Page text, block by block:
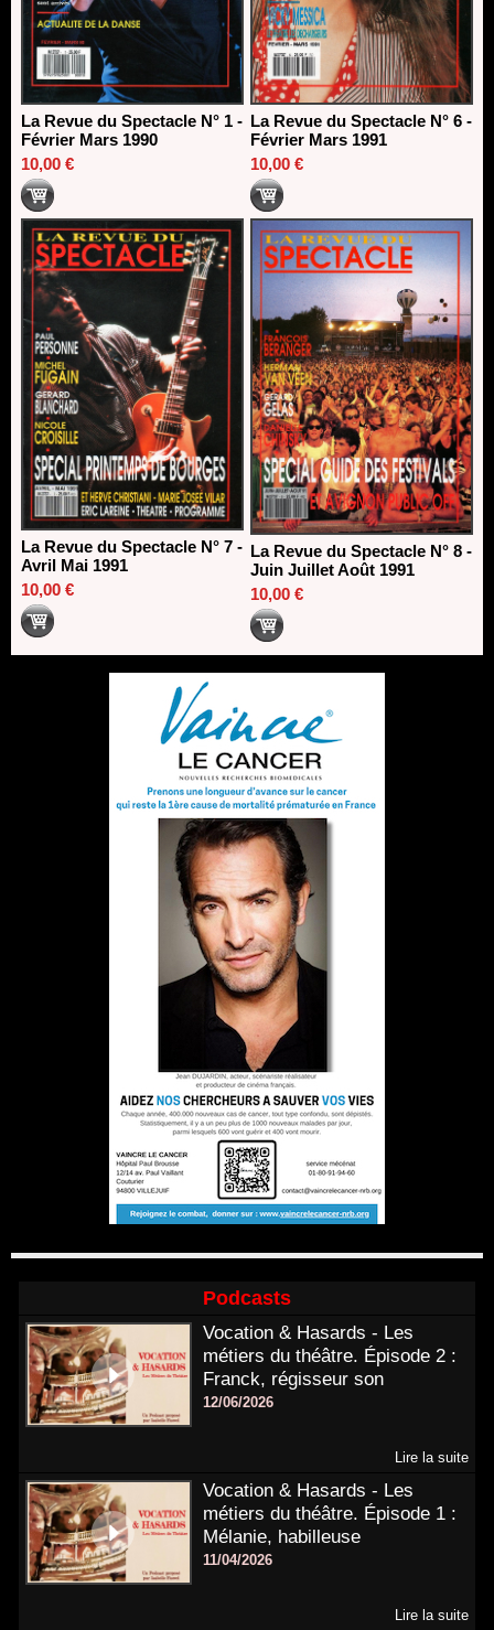
La Revue du Spectacle N° 1 -
Février Mars 1990
10,00 €
La Revue du Spectacle N° 6 -
Février Mars 1991
10,00 €
La Revue du Spectacle N° 7 -
Avril Mai 1991
10,00 €
La Revue du Spectacle N° 8 -
Juin Juillet Août 1991
10,00 €
Podcasts
Vocation & Hasards - Les
métiers du théâtre. Épisode 2 :
Franck, régisseur son
12/06/2026
Lire la suite
Vocation & Hasards - Les
métiers du théâtre. Épisode 1 :
Mélanie, habilleuse
11/04/2026
Lire la suite